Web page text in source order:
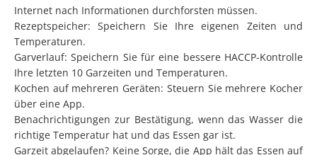
Internet nach Informationen durchforsten müssen.
Rezeptspeicher: Speichern Sie Ihre eigenen Zeiten und
Temperaturen.
Garverlauf: Speichern Sie für eine bessere HACCP-Kontrolle
Ihre letzten 10 Garzeiten und Temperaturen.
Kochen auf mehreren Geräten: Steuern Sie mehrere Kocher
über eine App.
Benachrichtigungen zur Bestätigung, wenn das Wasser die
richtige Temperatur hat und das Essen gar ist.
Garzeit abgelaufen? Keine Sorge, die App hält das Essen auf